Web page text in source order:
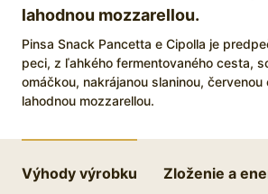
lahodnou mozzarellou.
Pinsa Snack Pancetta e Cipolla je
peci, z ľahkého fermentovaného cesta,
omáčkou, nakrájanou slaninou, červenou
lahodnou mozzarellou.
Výhody výrobku Zloženie a